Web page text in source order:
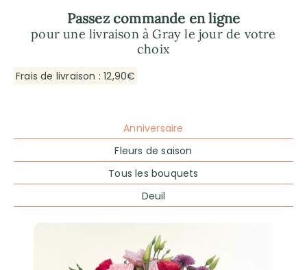
Passez commande en ligne
pour une livraison à Gray le jour de votre
choix
Frais de livraison : 12,90€
Anniversaire
Fleurs de saison
Tous les bouquets
Deuil